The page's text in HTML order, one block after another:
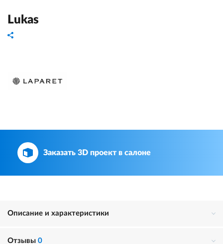
Lukas
Заказать 3D проект в салоне
Описание и характеристики
Отзывы 0